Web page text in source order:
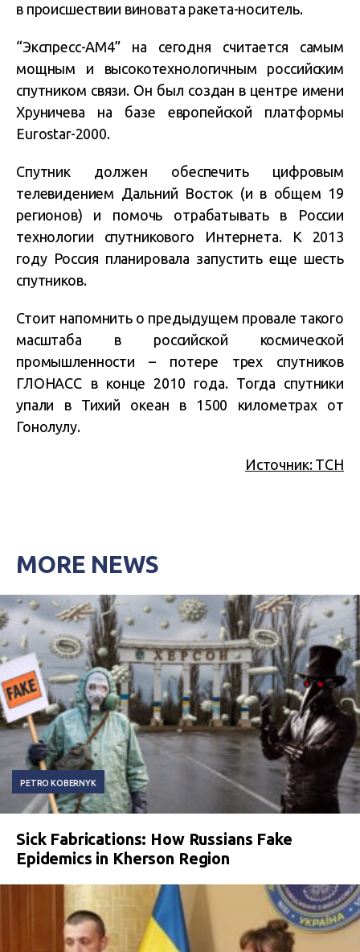
в происшествии виновата ракета-носитель.
“Экспресс-АМ4” на сегодня считается самым
мощным и высокотехнологичным российским
спутником связи. Он был создан в центре имени
Хруничева на базе европейской платформы
Eurostar-2000.
Спутник должен обеспечить цифровым
телевидением Дальний Восток (и в общем 19
регионов) и помочь отрабатывать в России
технологии спутникового Интернета. К 2013
году Россия планировала запустить еще шесть
спутников.
Стоит напомнить о предыдущем провале такого
масштаба в российской космической
промышленности – потере трех спутников
ГЛОНАСС в конце 2010 года. Тогда спутники
упали в Тихий океан в 1500 километрах от
Гонолулу.
Источник: ТСН
MORE NEWS
PETRO KOBERNYK
Sick Fabrications: How Russians Fake
Epidemics in Kherson Region